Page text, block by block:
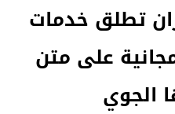
تطلق خدمات
على متن
الجوي